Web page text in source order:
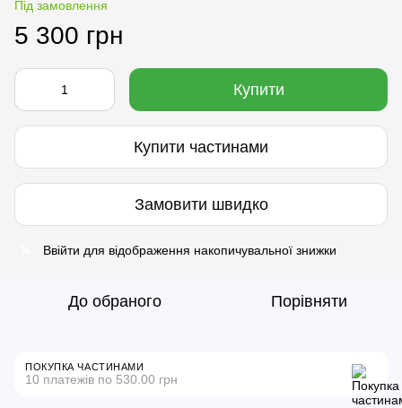
Під замовлення
5 300 грн
Купити
Купити частинами
Замовити швидко
Ввійти для відображення накопичувальної знижки
До обраного Порівняти
ПОКУПКА ЧАСТИНАМИ
10 платежів по 530.00 грн